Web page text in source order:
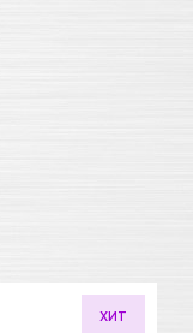
ХИТ